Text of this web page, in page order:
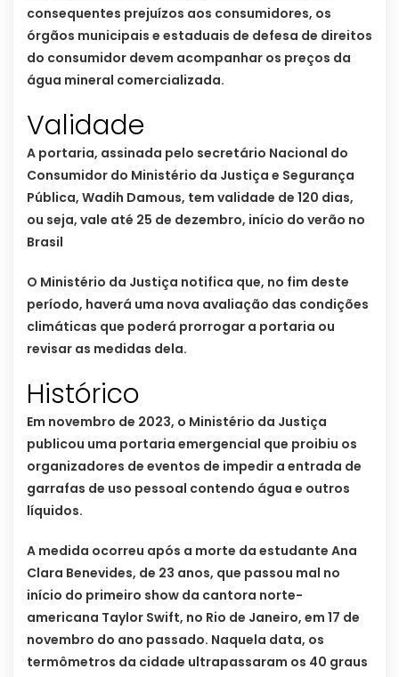
consequentes prejuízos aos consumidores, os
órgãos municipais e estaduais de defesa de direitos
do consumidor devem acompanhar os preços da
água mineral comercializada.
Validade
A portaria, assinada pelo secretário Nacional do
Consumidor do Ministério da Justiça e Segurança
Pública, Wadih Damous, tem validade de 120 dias,
ou seja, vale até 25 de dezembro, início do verão no
Brasil
O Ministério da Justiça notifica que, no fim deste
período, haverá uma nova avaliação das condições
climáticas que poderá prorrogar a portaria ou
revisar as medidas dela.
Histórico
Em novembro de 2023, o Ministério da Justiça
publicou uma portaria emergencial que proibiu os
organizadores de eventos de impedir a entrada de
garrafas de uso pessoal contendo água e outros
líquidos.
A medida ocorreu após a morte da estudante Ana
Clara Benevides, de 23 anos, que passou mal no
início do primeiro show da cantora norte-
americana Taylor Swift, no Rio de Janeiro, em 17 de
novembro do ano passado. Naquela data, os
termômetros da cidade ultrapassaram os 40 graus